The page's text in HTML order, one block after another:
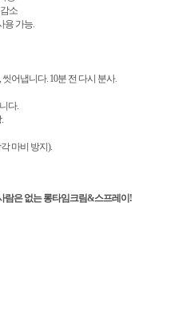
소
용 가능.
어냅니다. 10분 전 다시 분사.
다.
마비 방지).
람은 없는 롱타임크림&스프레이!